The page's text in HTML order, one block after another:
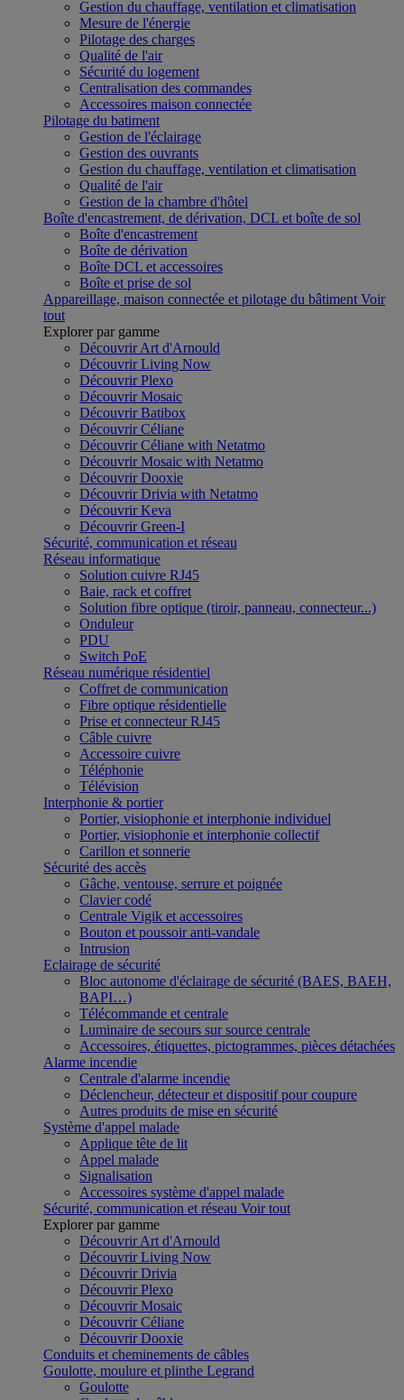
Gestion du chauffage, ventilation et climatisation
Mesure de l'énergie
Pilotage des charges
Qualité de l'air
Sécurité du logement
Centralisation des commandes
Accessoires maison connectée
Pilotage du batiment
Gestion de l'éclairage
Gestion des ouvrants
Gestion du chauffage, ventilation et climatisation
Qualité de l'air
Gestion de la chambre d'hôtel
Boîte d'encastrement, de dérivation, DCL et boîte de sol
Boîte d'encastrement
Boîte de dérivation
Boîte DCL et accessoires
Boîte et prise de sol
Appareillage, maison connectée et pilotage du bâtiment Voir
tout
Explorer par gamme
Découvrir Art d'Arnould
Découvrir Living Now
Découvrir Plexo
Découvrir Mosaic
Découvrir Batibox
Découvrir Céliane
Découvrir Céliane with Netatmo
Découvrir Mosaic with Netatmo
Découvrir Dooxie
Découvrir Drivia with Netatmo
Découvrir Keva
Découvrir Green-I
Sécurité, communication et réseau
Réseau informatique
Solution cuivre RJ45
Baie, rack et coffret
Solution fibre optique (tiroir, panneau, connecteur...)
Onduleur
PDU
Switch PoE
Réseau numérique résidentiel
Coffret de communication
Fibre optique résidentielle
Prise et connecteur RJ45
Câble cuivre
Accessoire cuivre
Téléphonie
Télévision
Interphonie & portier
Portier, visiophonie et interphonie individuel
Portier, visiophonie et interphonie collectif
Carillon et sonnerie
Sécurité des accès
Gâche, ventouse, serrure et poignée
Clavier codé
Centrale Vigik et accessoires
Bouton et poussoir anti-vandale
Intrusion
Eclairage de sécurité
Bloc autonome d'éclairage de sécurité (BAES, BAEH,
BAPI…)
Télécommande et centrale
Luminaire de secours sur source centrale
Accessoires, étiquettes, pictogrammes, pièces détachées
Alarme incendie
Centrale d'alarme incendie
Déclencheur, détecteur et dispositif pour coupure
Autres produits de mise en sécurité
Système d'appel malade
Applique tête de lit
Appel malade
Signalisation
Accessoires système d'appel malade
Sécurité, communication et réseau Voir tout
Explorer par gamme
Découvrir Art d'Arnould
Découvrir Living Now
Découvrir Drivia
Découvrir Plexo
Découvrir Mosaic
Découvrir Céliane
Découvrir Dooxie
Conduits et cheminements de câbles
Goulotte, moulure et plinthe Legrand
Goulotte